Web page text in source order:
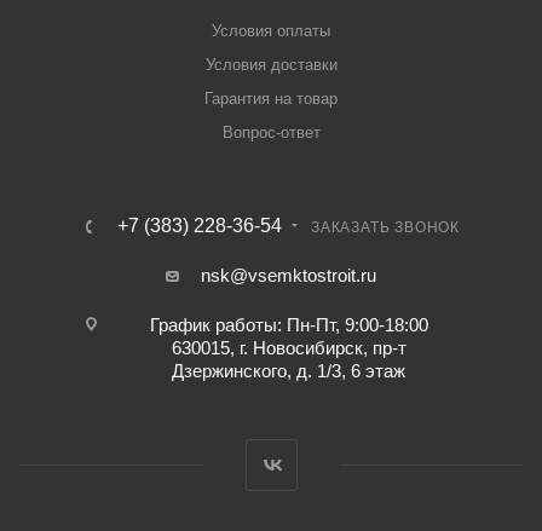
Условия оплаты
Условия доставки
Гарантия на товар
Вопрос-ответ
+7 (383) 228-36-54 ЗАКАЗАТЬ ЗВОНОК
nsk@vsemktostroit.ru
График работы: Пн-Пт, 9:00-18:00
630015, г. Новосибирск, пр-т
Дзержинского, д. 1/3, 6 этаж